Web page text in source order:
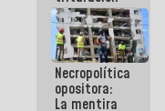
para
optimizar
manejo de
escombros
en La Guaira
Necropolítica
opositora:
La mentira